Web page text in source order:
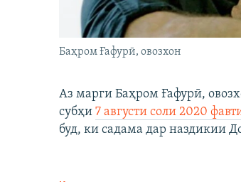
Баҳром Ғафурӣ, овозхон
Аз марги Баҳром Ғафурӣ,
субҳи 7 августи соли 2020
буд, ки садама дар наздикии